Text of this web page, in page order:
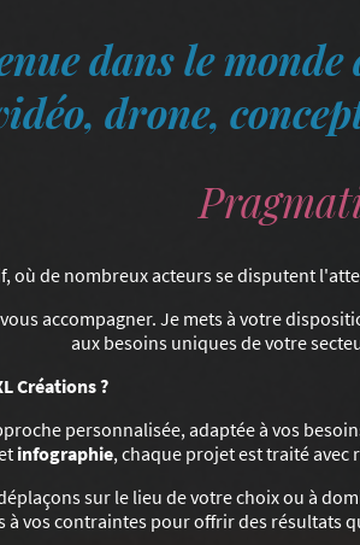
dans le
drone,
où de nombreux acteurs se disputent
accompagner. Je mets à votre
aux besoins uniques de votre
Créations ?
personnalisée, adaptée à vos
infographie, chaque projet est traité avec
sur le lieu de votre choix ou à
vos contraintes pour offrir des résultats